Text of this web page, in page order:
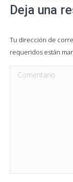
Deja una
Tu dirección de
requeridos están
Comentario